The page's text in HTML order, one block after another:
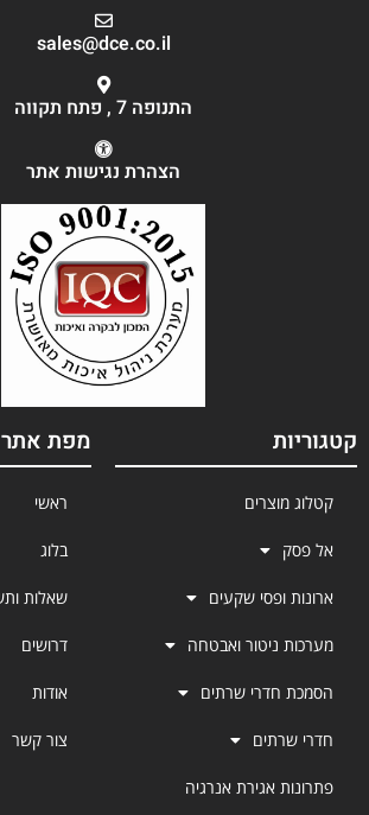
sales@dce.co.il
התנופה 7 , פתח תקווה
הצהרת נגישות אתר
קטגוריות
קטלוג מוצרים
אל פסק
ארונות ופסי שקעים
מערכות ניטור ואבטחה
הסמכת חדרי שרתים
חדרי שרתים
פתרונות אגירת אנרגיה
מפת אתר
ראשי
בלוג
שאלות
דרושים
אודות
צור קשר